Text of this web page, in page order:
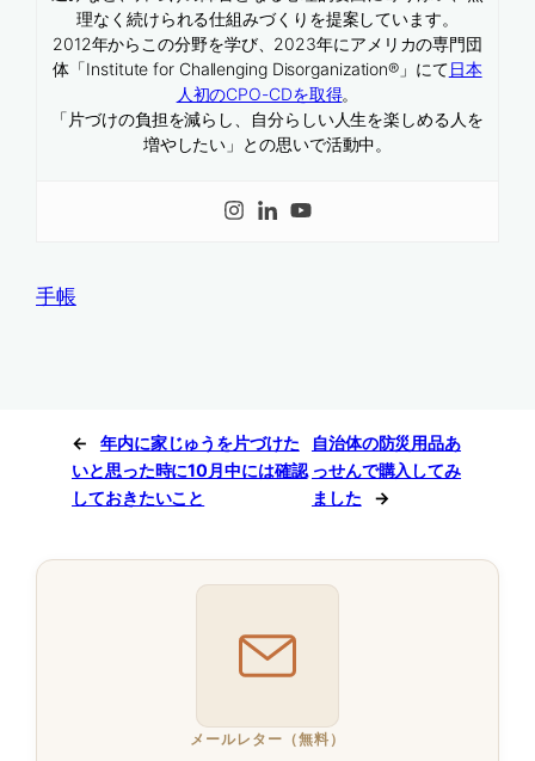
理なく続けられる仕組みづくりを提案しています。
2012年からこの分野を学び、2023年にアメリカの専門団
体「Institute for Challenging Disorganization®」にて日本
人初のCPO-CDを取得。
「片づけの負担を減らし、自分らしい人生を楽しめる人を
増やしたい」との思いで活動中。
手帳
←
年内に家じゅうを片づけた
いと思った時に10月中には確認
しておきたいこと
自治体の防災用品あ
っせんで購入してみ
ました
→
メールレター（無料）